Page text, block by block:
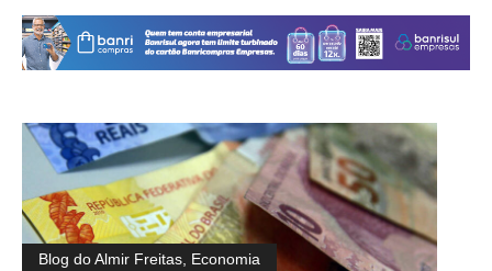
Blog do Almir Freitas Economia